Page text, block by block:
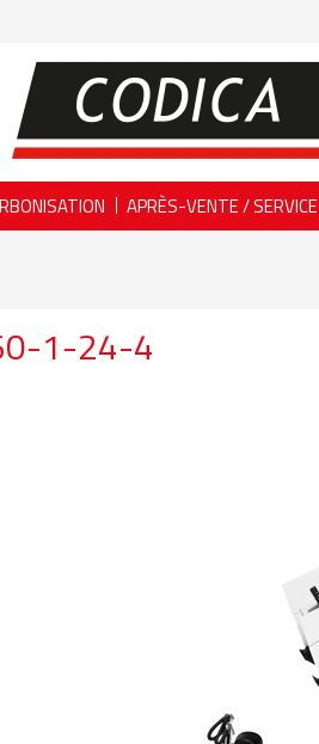
APRÈS-VENTE / SERVICE
1-24-4